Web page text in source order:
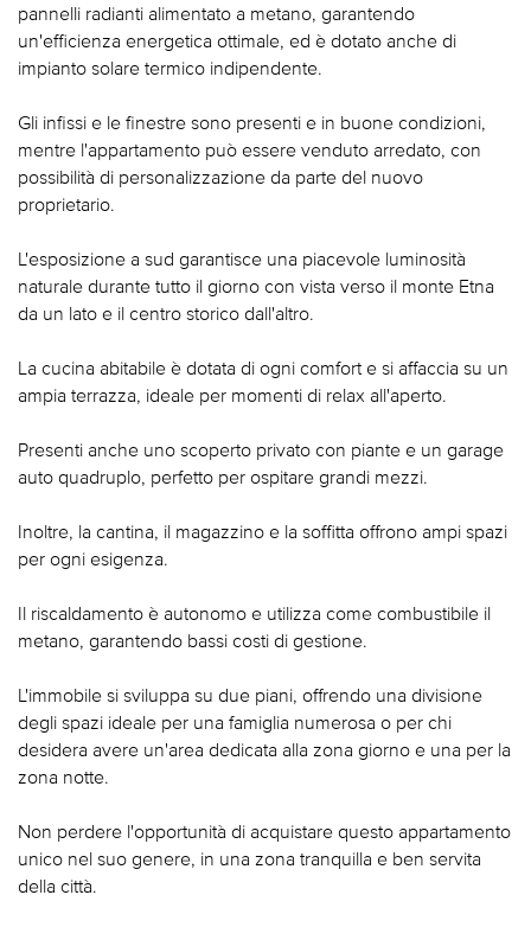
pannelli radianti alimentato a metano, garantendo
un'efficienza energetica ottimale, ed è dotato anche di
impianto solare termico indipendente.
Gli infissi e le finestre sono presenti e in buone condizioni,
mentre l'appartamento può essere venduto arredato, con
possibilità di personalizzazione da parte del nuovo
proprietario.
L'esposizione a sud garantisce una piacevole luminosità
naturale durante tutto il giorno con vista verso il monte Etna
da un lato e il centro storico dall'altro.
La cucina abitabile è dotata di ogni comfort e si affaccia su un
ampia terrazza, ideale per momenti di relax all'aperto.
Presenti anche uno scoperto privato con piante e un garage
auto quadruplo, perfetto per ospitare grandi mezzi.
Inoltre, la cantina, il magazzino e la soffitta offrono ampi spazi
per ogni esigenza.
Il riscaldamento è autonomo e utilizza come combustibile il
metano, garantendo bassi costi di gestione.
L'immobile si sviluppa su due piani, offrendo una divisione
degli spazi ideale per una famiglia numerosa o per chi
desidera avere un'area dedicata alla zona giorno e una per la
zona notte.
Non perdere l'opportunità di acquistare questo appartamento
unico nel suo genere, in una zona tranquilla e ben servita
della città.